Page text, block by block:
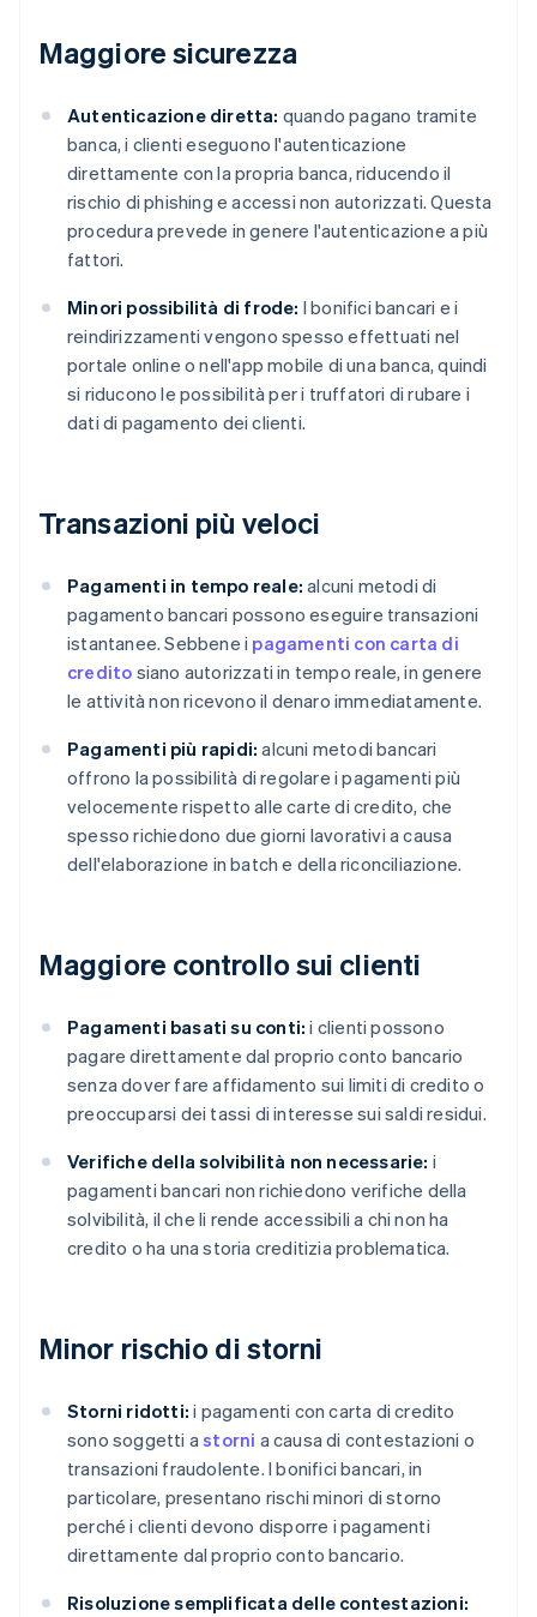
Maggiore sicurezza
Autenticazione diretta: quando pagano tramite
banca, i clienti eseguono l'autenticazione
direttamente con la propria banca, riducendo il
rischio di phishing e accessi non autorizzati. Questa
procedura prevede in genere l'autenticazione a più
fattori.
Minori possibilità di frode: I bonifici bancari e i
reindirizzamenti vengono spesso effettuati nel
portale online o nell'app mobile di una banca, quindi
si riducono le possibilità per i truffatori di rubare i
dati di pagamento dei clienti.
Transazioni più veloci
Pagamenti in tempo reale: alcuni metodi di
pagamento bancari possono eseguire transazioni
istantanee. Sebbene i pagamenti con carta di
credito siano autorizzati in tempo reale, in genere
le attività non ricevono il denaro immediatamente.
Pagamenti più rapidi: alcuni metodi bancari
offrono la possibilità di regolare i pagamenti più
velocemente rispetto alle carte di credito, che
spesso richiedono due giorni lavorativi a causa
dell'elaborazione in batch e della riconciliazione.
Maggiore controllo sui clienti
Pagamenti basati su conti: i clienti possono
pagare direttamente dal proprio conto bancario
senza dover fare affidamento sui limiti di credito o
preoccuparsi dei tassi di interesse sui saldi residui.
Verifiche della solvibilità non necessarie: i
pagamenti bancari non richiedono verifiche della
solvibilità, il che li rende accessibili a chi non ha
credito o ha una storia creditizia problematica.
Minor rischio di storni
Storni ridotti: i pagamenti con carta di credito
sono soggetti astorni a causa di contestazioni o
transazioni fraudolente. I bonifici bancari, in
particolare, presentano rischi minori di storno
perché i clienti devono disporre i pagamenti
direttamente dal proprio conto bancario.
Risoluzione semplificata delle contestazioni: